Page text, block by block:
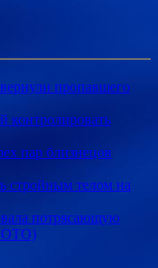
пропавшего
контролировать
пар близнецов
стройным телом на
потрясающую